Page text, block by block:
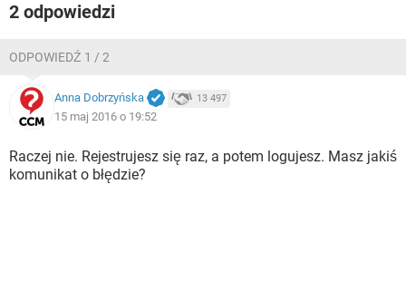
2 odpowiedzi
ODPOWIEDŹ 1 / 2
Anna Dobrzyńska 13 497
15 maj 2016 o 19:52
Raczej nie. Rejestrujesz się raz, a potem logujesz. Masz jakiś
komunikat o błędzie?